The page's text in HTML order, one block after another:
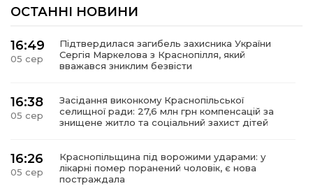
ОСТАННІ НОВИНИ
16:49
05 сер
Підтвердилася загибель захисника України
Сергія Маркелова з Краснопілля, який
вважався зниклим безвісти
16:38
05 сер
Засідання виконкому Краснопільської
селищної ради: 27,6 млн грн компенсацій за
знищене житло та соціальний захист дітей
16:26
05 сер
Краснопільщина під ворожими ударами: у
лікарні помер поранений чоловік, є нова
постраждала